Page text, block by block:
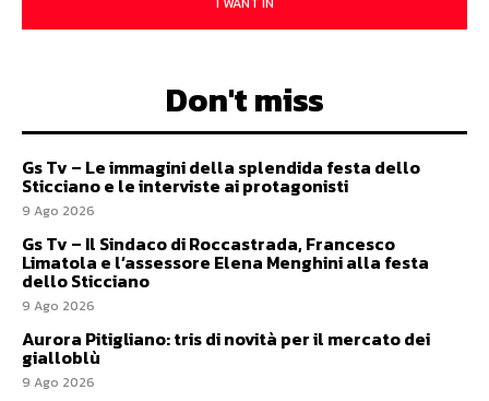
Don't miss
Gs Tv – Le immagini della splendida festa dello
Sticciano e le interviste ai protagonisti
9 Ago 2026
Gs Tv – Il Sindaco di Roccastrada, Francesco
Limatola e l’assessore Elena Menghini alla festa
dello Sticciano
9 Ago 2026
Aurora Pitigliano: tris di novità per il mercato dei
gialloblù
9 Ago 2026